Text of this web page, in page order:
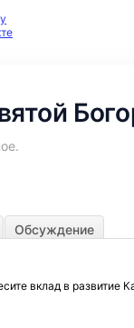
Обсуждение
вклад в развитие